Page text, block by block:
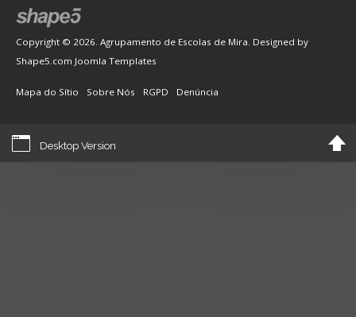
Copyright © 2026. Agrupamento de Escolas de Mira. Designed by
Shape5.com Joomla Templates
Mapa do Sítio Sobre Nós RGPD Denúncia
Desktop Version